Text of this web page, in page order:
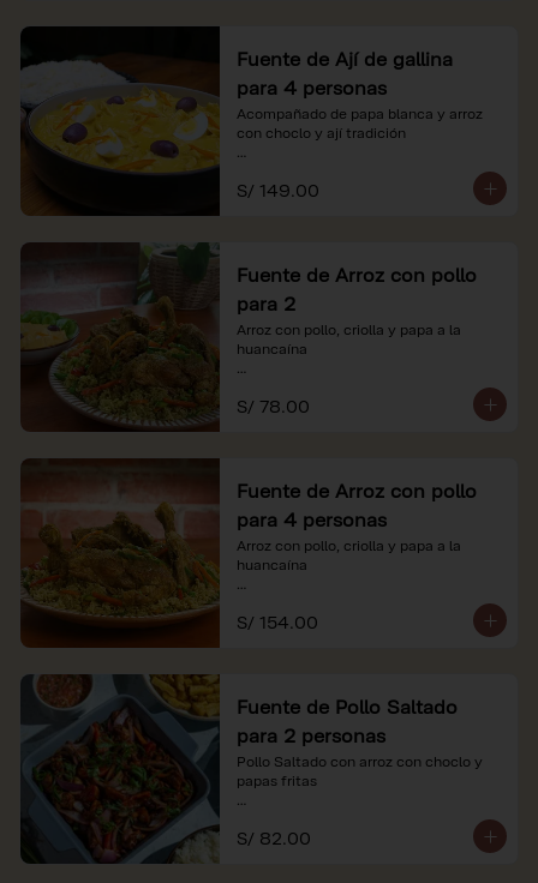
Fuente de Ají de gallina
para 4 personas
Acompañado de papa blanca y arroz
con choclo y ají tradición
*Nuestros precios están expresados en
soles e incluyen impuestos de ley y
S/ 149.00
Fuente de Arroz con pollo
para 2
Arroz con pollo, criolla y papa a la
huancaína
*Nuestros precios están expresados en
soles e incluyen impuestos de ley y
S/ 78.00
Fuente de Arroz con pollo
para 4 personas
Arroz con pollo, criolla y papa a la
huancaína
*Nuestros precios están expresados en
soles e incluyen impuestos de ley y
S/ 154.00
Fuente de Pollo Saltado
para 2 personas
Pollo Saltado con arroz con choclo y
papas fritas
*Nuestros precios están expresados en
soles e incluyen impuestos de ley y
S/ 82.00